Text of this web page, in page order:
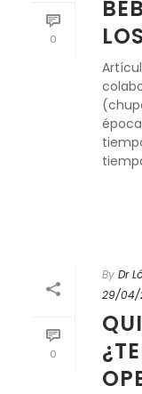
0
0
By Dr
29/04/